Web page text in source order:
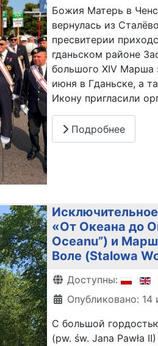
Божия Матерь в
вернулась из
пресвитерии
гданьском районе
большого XIV Марша
июня в Гданьске, а
Икону пригласили
Подробнее
«От Океана до
Oceanu”) и
Воле (Stalowa
Информация о
Доступны:
Опубликовано:
С большой
(pw. św. Jana Pawła